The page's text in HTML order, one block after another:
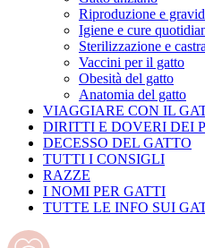
Riproduzione e
Igiene e cure
Sterilizzazione e
Vaccini per il gatto
Obesità del gatto
Anatomia del gatto
VIAGGIARE CON IL
DIRITTI E DOVERI DEI
DECESSO DEL GATTO
TUTTI I CONSIGLI
RAZZE
I NOMI PER GATTI
TUTTE LE INFO SUI